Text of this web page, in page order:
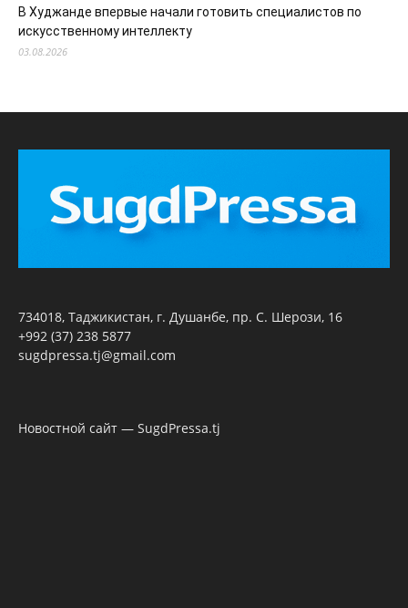
В Худжанде впервые начали готовить специалистов по
искусственному интеллекту
03.08.2026
734018, Таджикистан, г. Душанбе, пр. С. Шерози, 16
+992 (37) 238 5877
sugdpressa.tj@gmail.com
Новостной сайт — SugdPressa.tj